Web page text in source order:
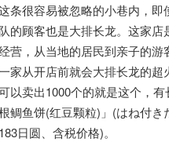
条很容易被忽略的小巷内，即
的顾客也是大排长龙。这家店
营，从当地的居民到亲子的游
家从开店前就会大排长龙的超
以卖出1000个的就是这个，有
鲷鱼饼(红豆颗粒)」(はね付き
日圆、含税价格)。